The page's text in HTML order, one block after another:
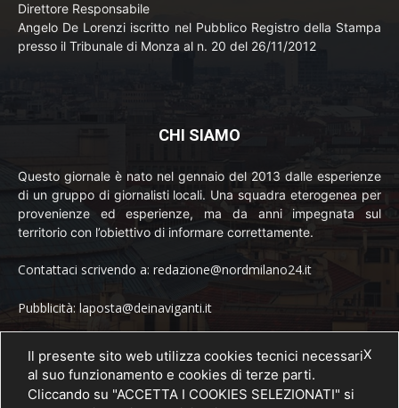
Direttore Responsabile
Angelo De Lorenzi iscritto nel Pubblico Registro della Stampa
presso il Tribunale di Monza al n. 20 del 26/11/2012
CHI SIAMO
Questo giornale è nato nel gennaio del 2013 dalle esperienze
di un gruppo di giornalisti locali. Una squadra eterogenea per
provenienze ed esperienze, ma da anni impegnata sul
territorio con l’obiettivo di informare correttamente.
Contattaci scrivendo a: redazione@nordmilano24.it
Pubblicità: laposta@deinaviganti.it
Tel. 389 1492573 X
Il presente sito web utilizza cookies tecnici necessari
al suo funzionamento e cookies di terze parti.
Cliccando su "ACCETTA I COOKIES SELEZIONATI" si